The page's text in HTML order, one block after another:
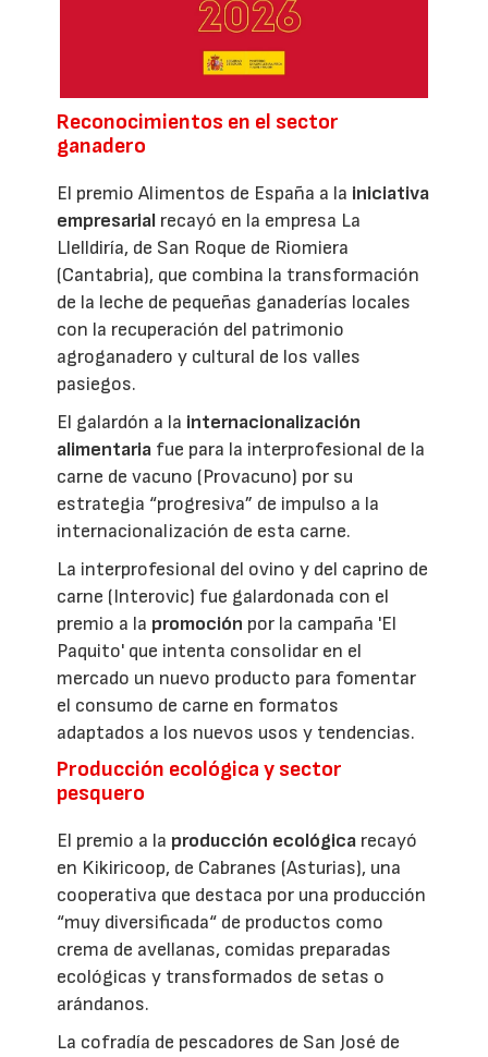
Reconocimientos en el sector
ganadero
El premio Alimentos de España a la iniciativa
empresarial recayó en la empresa La
Llelldiría, de San Roque de Riomiera
(Cantabria), que combina la transformación
de la leche de pequeñas ganaderías locales
con la recuperación del patrimonio
agroganadero y cultural de los valles
pasiegos.
El galardón a la internacionalización
alimentaria fue para la interprofesional de la
carne de vacuno (Provacuno) por su
estrategia “progresiva” de impulso a la
internacionalización de esta carne.
La interprofesional del ovino y del caprino de
carne (Interovic) fue galardonada con el
premio a la promoción por la campaña 'El
Paquito' que intenta consolidar en el
mercado un nuevo producto para fomentar
el consumo de carne en formatos
adaptados a los nuevos usos y tendencias.
Producción ecológica y sector
pesquero
El premio a la producción ecológica recayó
en Kikiricoop, de Cabranes (Asturias), una
cooperativa que destaca por una producción
“muy diversificada“ de productos como
crema de avellanas, comidas preparadas
ecológicas y transformados de setas o
arándanos.
La cofradía de pescadores de San José de